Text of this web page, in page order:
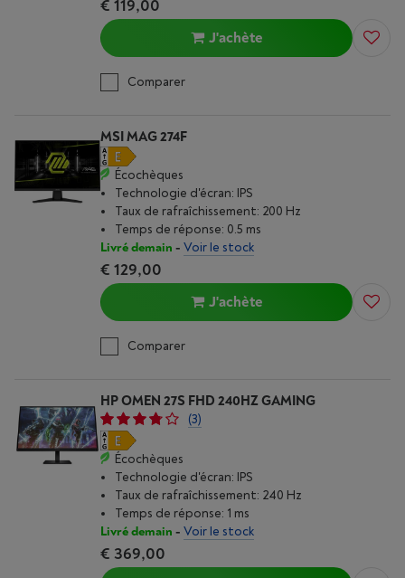
€ 119,00
J'achète
Comparer
MSI MAG 274F
Écochèques
Technologie d'écran: IPS
Taux de rafraîchissement: 200 Hz
Temps de réponse: 0.5 ms
Livré demain - Voir le stock
€ 129,00
J'achète
Comparer
HP OMEN 27S FHD 240HZ GAMING
(3)
Écochèques
Technologie d'écran: IPS
Taux de rafraîchissement: 240 Hz
Temps de réponse: 1 ms
Livré demain - Voir le stock
€ 369,00